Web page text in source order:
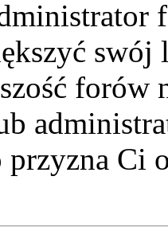
forów
Ci